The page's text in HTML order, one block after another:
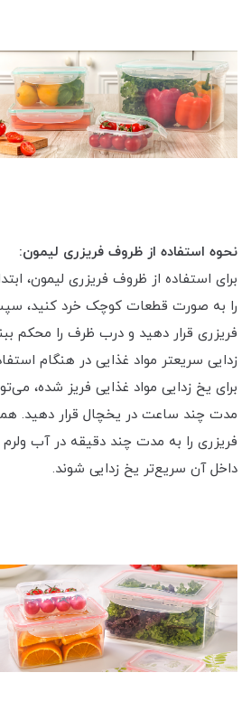
نحوه استفاده از ظروف فریزری لیمون:
برای استفاده از ظروف فریزری لیمون،
را به صورت قطعات کوچک خرد کنید،
فریزری قرار دهید و درب ظرف را محکم
زدایی سریعتر مواد غذایی در هنگام
برای یخ زدایی مواد غذایی فریز شده،
مدت چند ساعت در یخچال قرار دهید.
فریزری را به مدت چند دقیقه در آب ولرم
داخل آن سریع‌تر یخ زدایی شوند.